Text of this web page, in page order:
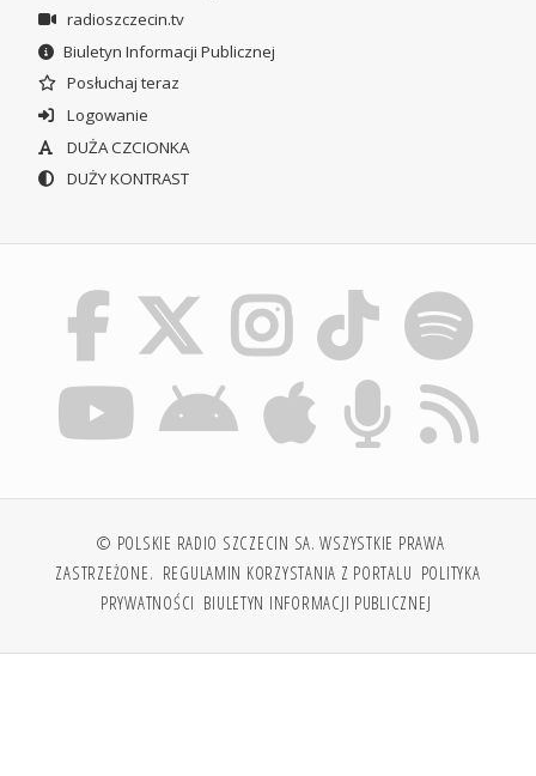
radioszczecin.tv
Biuletyn Informacji Publicznej
Posłuchaj teraz
Logowanie
DUŻA CZCIONKA
DUŻY KONTRAST
© POLSKIE RADIO SZCZECIN SA. WSZYSTKIE PRAWA
ZASTRZEŻONE. REGULAMIN KORZYSTANIA Z PORTALU POLITYKA
PRYWATNOŚCI BIULETYN INFORMACJI PUBLICZNEJ